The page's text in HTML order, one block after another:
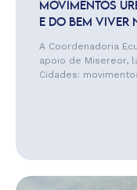
MOVIMENTOS
E DO BEM VIVER
A Coordenadoria
apoio de Misereor,
Cidades: